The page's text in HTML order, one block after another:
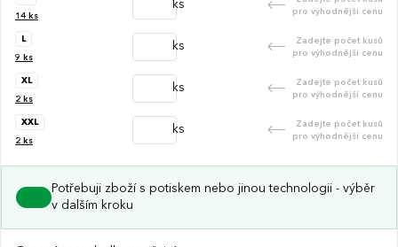
14ks
ks
pro výhodnější cenu
L
9 ks
ks
Zadejte počet kusů
pro výhodnější cenu
XL
2 ks
ks
Zadejte počet kusů
pro výhodnější cenu
XXL
2 ks
ks
Zadejte počet kusů
pro výhodnější cenu
Potřebuji zboží s potiskem nebo jinou technologii - výběr
v dalším kroku